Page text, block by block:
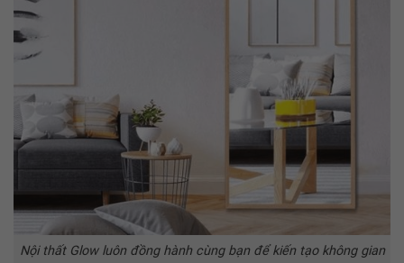
Nội thất Glow luôn đồng hành cùng bạn để kiến tạo không gian